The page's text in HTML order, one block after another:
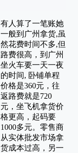
有人算了一笔账她
一般到广州拿货,虽
然花费时间不多,但
路费很高，到广州
坐火车要一天一夜
的时间, 卧铺单程
价格是360元，往
返路费就是720
元，坐飞机拿货价
格更高，起码要
1000多元。零售商
从实体批发市场拿
货成本过高，另一